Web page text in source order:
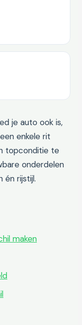
je auto ook is,
enkele rit
topconditie te
onderdelen
én rijstijl.
maken